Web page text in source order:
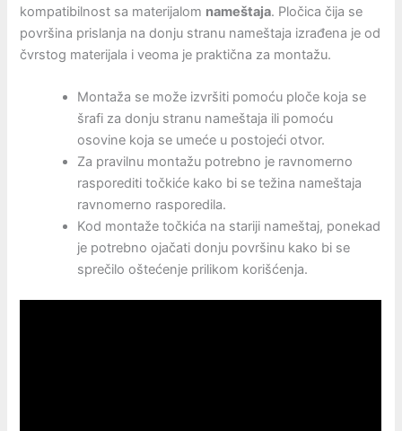
kompatibilnost sa materijalom nameštaja. Pločica čija se
površina prislanja na donju stranu nameštaja izrađena je od
čvrstog materijala i veoma je praktična za montažu.
Montaža se može izvršiti pomoću ploče koja se
šrafi za donju stranu nameštaja ili pomoću
osovine koja se umeće u postojeći otvor.
Za pravilnu montažu potrebno je ravnomerno
rasporediti točkiće kako bi se težina nameštaja
ravnomerno rasporedila.
Kod montaže točkića na stariji nameštaj, ponekad
je potrebno ojačati donju površinu kako bi se
sprečilo oštećenje prilikom korišćenja.